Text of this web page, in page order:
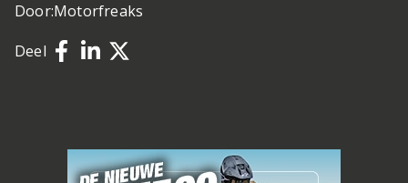
Door:Motorfreaks
Deel